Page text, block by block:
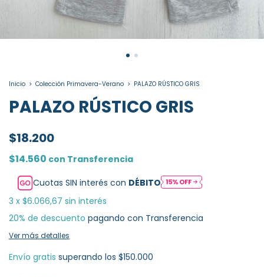
Inicio > Colección Primavera-Verano > PALAZO RÚSTICO GRIS
PALAZO RÚSTICO GRIS
$18.200
$14.560 con Transferencia
Cuotas SIN interés con DÉBITO
3 x $6.066,67 sin interés
20% de descuento pagando con Transferencia
Ver más detalles
Envío gratis superando los $150.000